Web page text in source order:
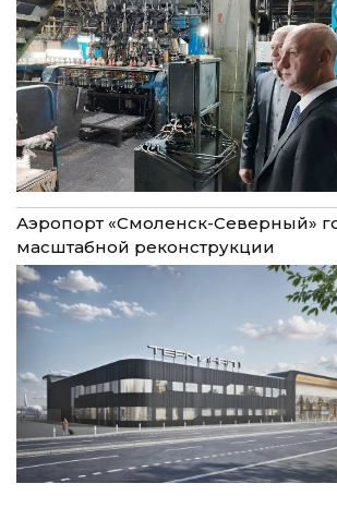
Аэропорт «Смоленск-Северный»
масштабной реконструкции